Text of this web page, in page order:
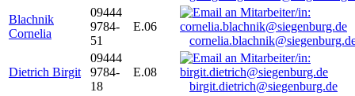
Blachnik
Cornelia
09444
9784-
51
E.06
Dietrich Birgit
09444
9784-
18
E.08
birgit.dietrich@siegenburg.de